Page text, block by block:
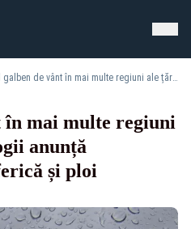
Cod galben de vânt în mai multe regiuni ale țării. Meteorologii anunță instabilitate atmosferică și ploi însemnate
în mai multe regiuni
anunță
și ploi